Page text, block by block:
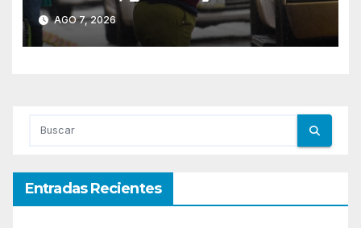
extremo para este 7 de
agosto
AGO 7, 2026
Entradas Recientes